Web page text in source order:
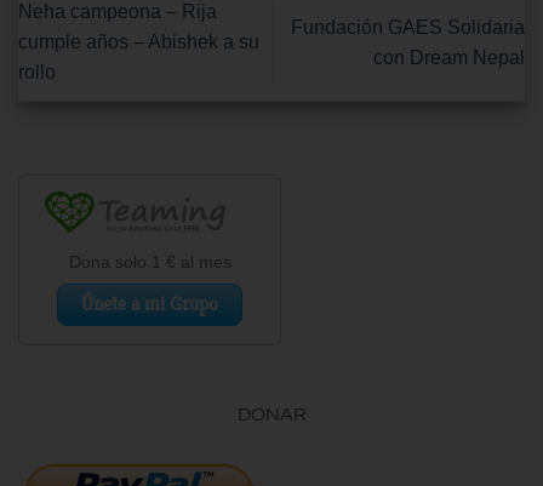
Neha campeona – Rija
cumple años – Abishek a su
rollo
Fundación GAES Solidaria
con Dream Nepal
DONAR